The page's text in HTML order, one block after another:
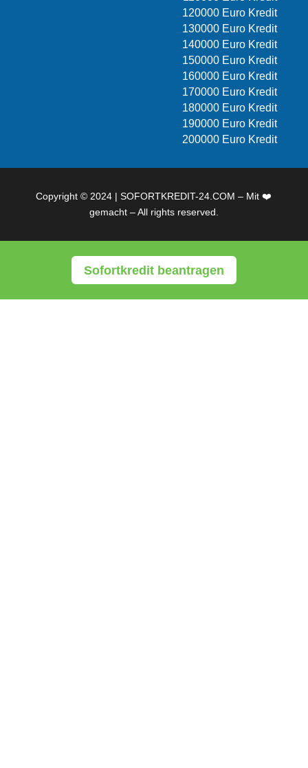
120000 Euro Kredit
130000 Euro Kredit
140000 Euro Kredit
150000 Euro Kredit
160000 Euro Kredit
170000 Euro Kredit
180000 Euro Kredit
190000 Euro Kredit
200000 Euro Kredit
Copyright © 2024 | SOFORTKREDIT-24.COM – Mit ❤️
gemacht – All rights reserved.
Sofortkredit beantragen